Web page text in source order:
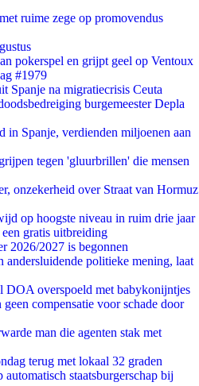
ruime zege op promovendus
pokerspel en grijpt geel op Ventoux
#1979
Spanje na migratiecrisis Ceuta
burgemeester Depla
in Spanje, verdienden miljoenen aan
tegen 'gluurbrillen' die mensen
onzekerheid over Straat van Hormuz
op hoogste niveau in ruim drie jaar
gratis uitbreiding
2026/2027 is begonnen
andersluidende politieke mening, laat
DOA overspoeld met babykonijntjes
compensatie voor schade door
man die agenten stak met
terug met lokaal 32 graden
staatsburgerschap bij